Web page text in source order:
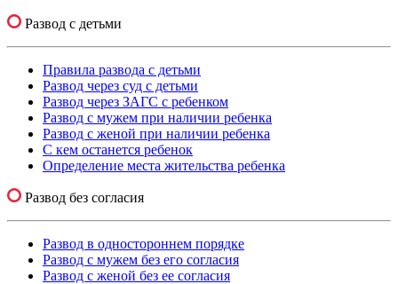
Развод с детьми
Правила развода с детьми
Развод через суд с детьми
Развод через ЗАГС с ребенком
Развод с мужем при наличии ребенка
Развод с женой при наличии ребенка
С кем останется ребенок
Определение места жительства ребенка
Развод без согласия
Развод в одностороннем порядке
Развод с мужем без его согласия
Развод с женой без ее согласия